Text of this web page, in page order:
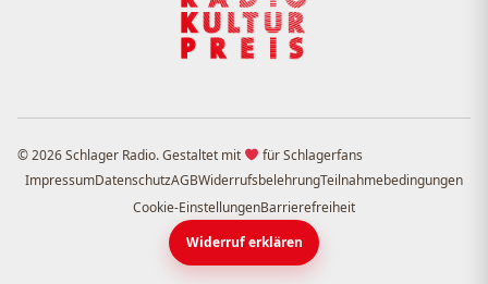
© 2026 Schlager Radio. Gestaltet mit
für Schlagerfans
ImpressumDatenschutzAGBWiderrufsbelehrungTeilnahmebedingungen
Cookie-EinstellungenBarrierefreiheit
Widerruf erklären